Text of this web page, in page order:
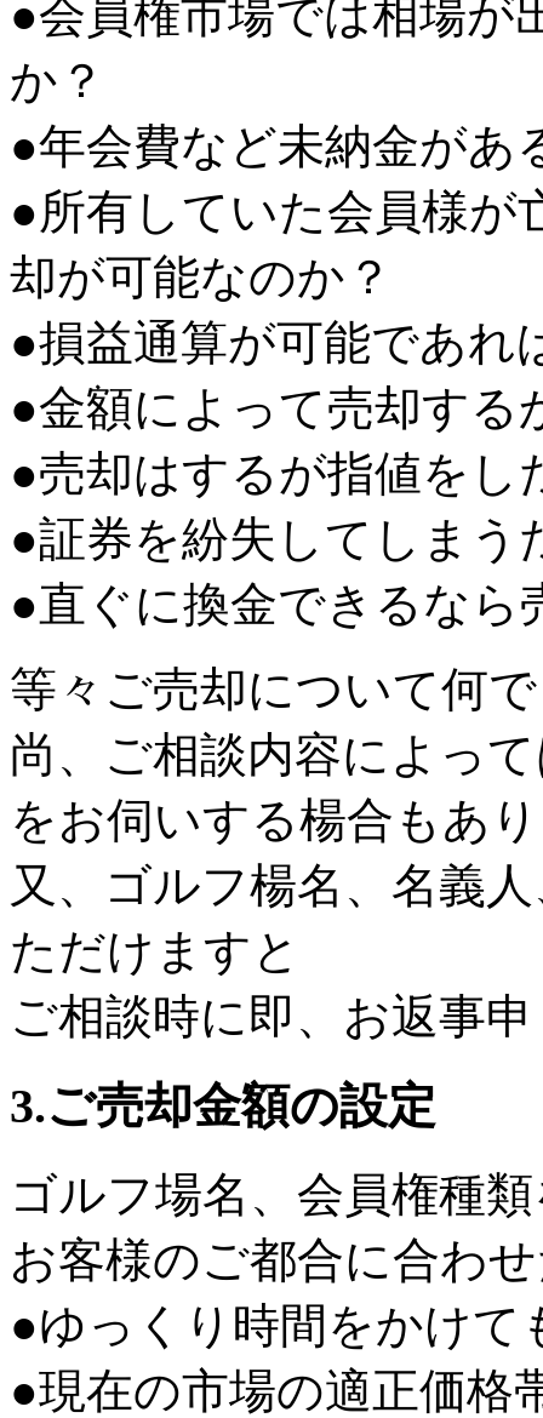
●会員権市場では相場が
か？
●年会費など未納金があ
●所有していた会員様が
却が可能なのか？
●損益通算が可能であれ
●金額によって売却する
●売却はするが指値をし
●証券を紛失してしまう
●直ぐに換金できるなら
等々ご売却について何
尚、ご相談内容によっ
をお伺いする楊合もあ
又、ゴルフ楊名、名義
ただけますと
ご相談時に即、お返事
3.ご売却金額の設定
ゴルフ場名、会員権種
お客様のご都合に合わ
●ゆっくり時間をかけて
●現在の市場の適正価格